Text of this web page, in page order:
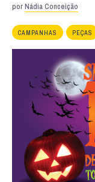
porNádia Conceição
CAMPANHAS PEÇAS